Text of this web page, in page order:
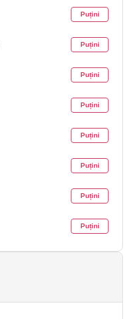
Puțini
Puțini
Puțini
Puțini
Puțini
Puțini
Puțini
Puțini